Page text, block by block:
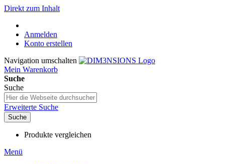
Direkt zum Inhalt
Anmelden
Konto erstellen
Navigation umschalten
Mein Warenkorb
Suche
Suche
Erweiterte Suche
Suche
Produkte vergleichen
Menü